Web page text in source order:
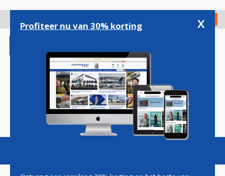
gaan
Check in
Magazine Podcasts Vacatures
Profiteer nu van 30% korting x